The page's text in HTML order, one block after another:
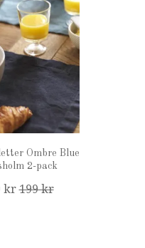
Ombre Blue
2-pack
kr199 kr